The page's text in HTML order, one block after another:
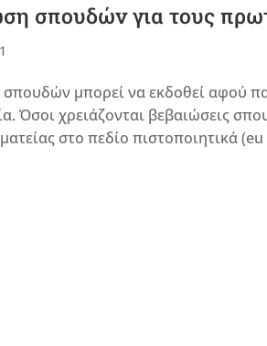
σπουδών για τους
μπορεί να εκδοθεί αφού
Όσοι χρειάζονται βεβαιώσεις
στο πεδίο πιστοποιητικά